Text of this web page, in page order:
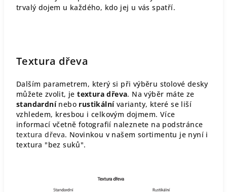
trvalý dojem u každého, kdo jej u vás spatří.
Textura dřeva
Dalším parametrem, který si při výběru stolové desky
můžete zvolit, jetextura dřeva. Na výběr máte ze
standardnínebo rustikálnívarianty, které se liší
vzhledem, kresbou i celkovým dojmem. Více
informací včetně fotografií naleznete na podstránce
textura dřeva. Novinkou v našem sortimentu je nyní i
textura "bez suků".